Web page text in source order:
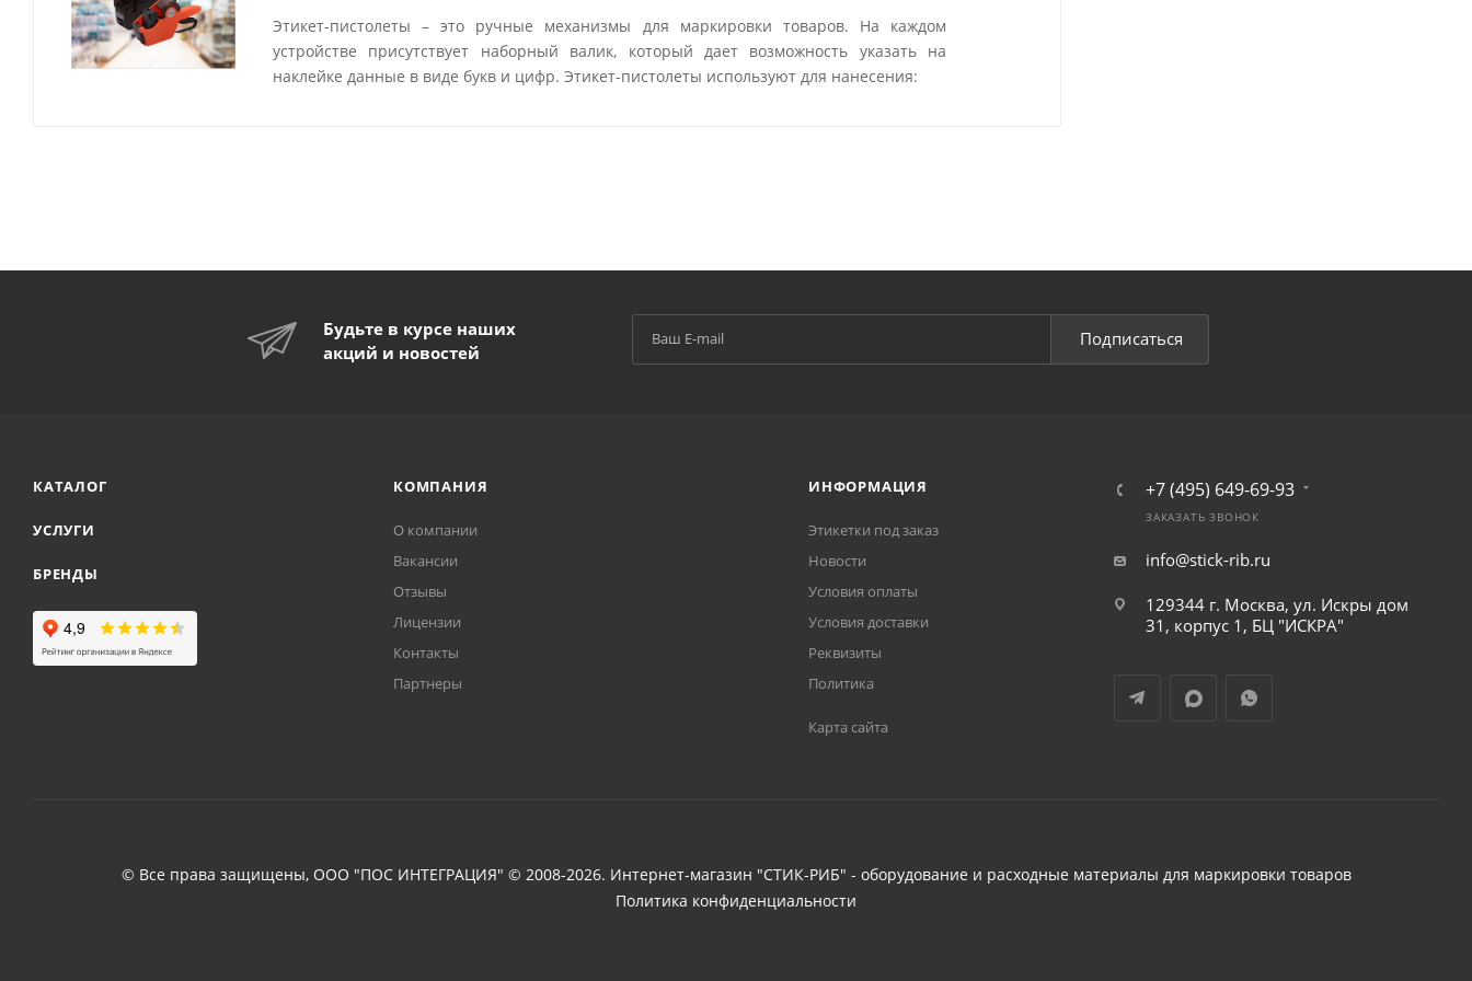
Этикет-пистолеты – это ручные механизмы для маркировки товаров. На каждом
устройстве присутствует наборный валик, который дает возможность указать на
наклейке данные в виде букв и цифр. Этикет-пистолеты используют для нанесения:
Будьте в курсе наших
акций и новостей
Подписаться
КАТАЛОГ
УСЛУГИ
БРЕНДЫ
КОМПАНИЯ
О компании
Вакансии
Отзывы
Лицензии
Контакты
Партнеры
ИНФОРМАЦИЯ
Этикетки под заказ
Новости
Условия оплаты
Условия доставки
Реквизиты
Политика
Карта сайта
+7 (495) 649-69-93
ЗАКАЗАТЬ ЗВОНОК
info@stick-rib.ru
129344 г. Москва, ул. Искры дом
31, корпус 1, БЦ "ИСКРА"
© Все права защищены, ООО "ПОС ИНТЕГРАЦИЯ" © 2008-2026. Интернет-магазин "СТИК-РИБ" - оборудование и расходные материалы для маркировки товаров
Политика конфиденциальности